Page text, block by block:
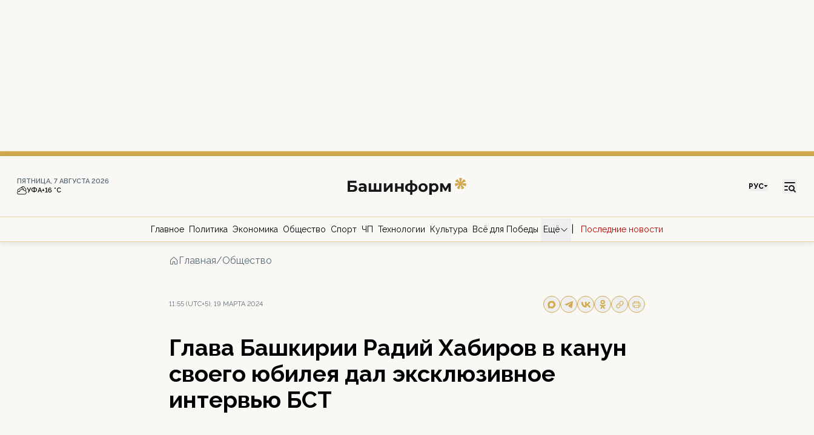
ПЯТНИЦА, 7 АВГУСТА 2026
УФА+16 °С РУС
Главное Политика Экономика Общество Спорт ЧП Технологии Культура Всё для Победы Ещё Последние новости
Главная/Общество
11:55 (UTC+5), 19 МАРТА 2024
Глава Башкирии Радий Хабиров в канун
своего юбилея дал эксклюзивное
интервью БСТ